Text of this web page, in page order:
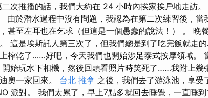
次推播的話，我們大約在 24 小時內挨家挨戶地走訪
由於潛水過程中沒有問題，我認為在第二次練習後，當
甚至左耳也在乞求（但這是一個愚蠢的說法！） 。 晚
這是埃斯託人第三次了，但我們總是到了吃完飯就走
榨乾了……好吧，今天我們也開始涉足泰式按摩領域。
始玩水下相機，然後回頭看照片時笑死了……我附上幾
奧一家回來。 台北 推拿 之後，我們去了游泳池，享受
派對。 我們太累了，早上7點多就回去睡覺，一直睡